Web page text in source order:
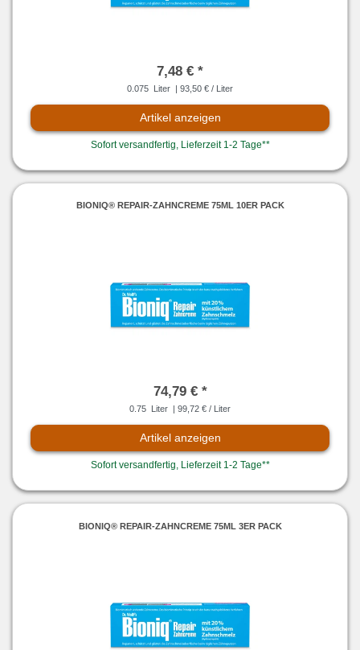
7,48 € *
0.075 Liter | 93,50 € / Liter
Artikel anzeigen
Sofort versandfertig, Lieferzeit 1-2 Tage**
BIONIQ® REPAIR-ZAHNCREME 75ML 10ER PACK
74,79 € *
0.75 Liter | 99,72 € / Liter
Artikel anzeigen
Sofort versandfertig, Lieferzeit 1-2 Tage**
BIONIQ® REPAIR-ZAHNCREME 75ML 3ER PACK